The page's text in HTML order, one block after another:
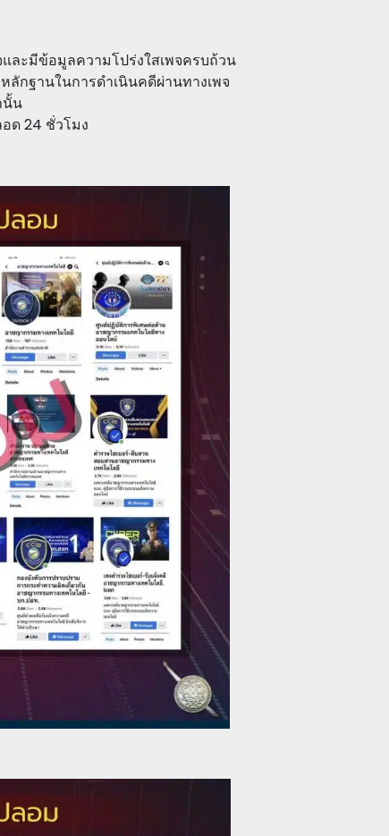
และมีข้อมูลความโปร่งใสเพจครบถ้วน
ลักฐานในการดำเนินคดีผ่านทางเพจ
นั้น
ด 24 ชั่วโมง